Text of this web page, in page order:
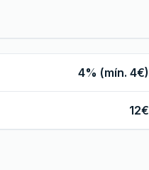
4% (mín. 4€)
12€